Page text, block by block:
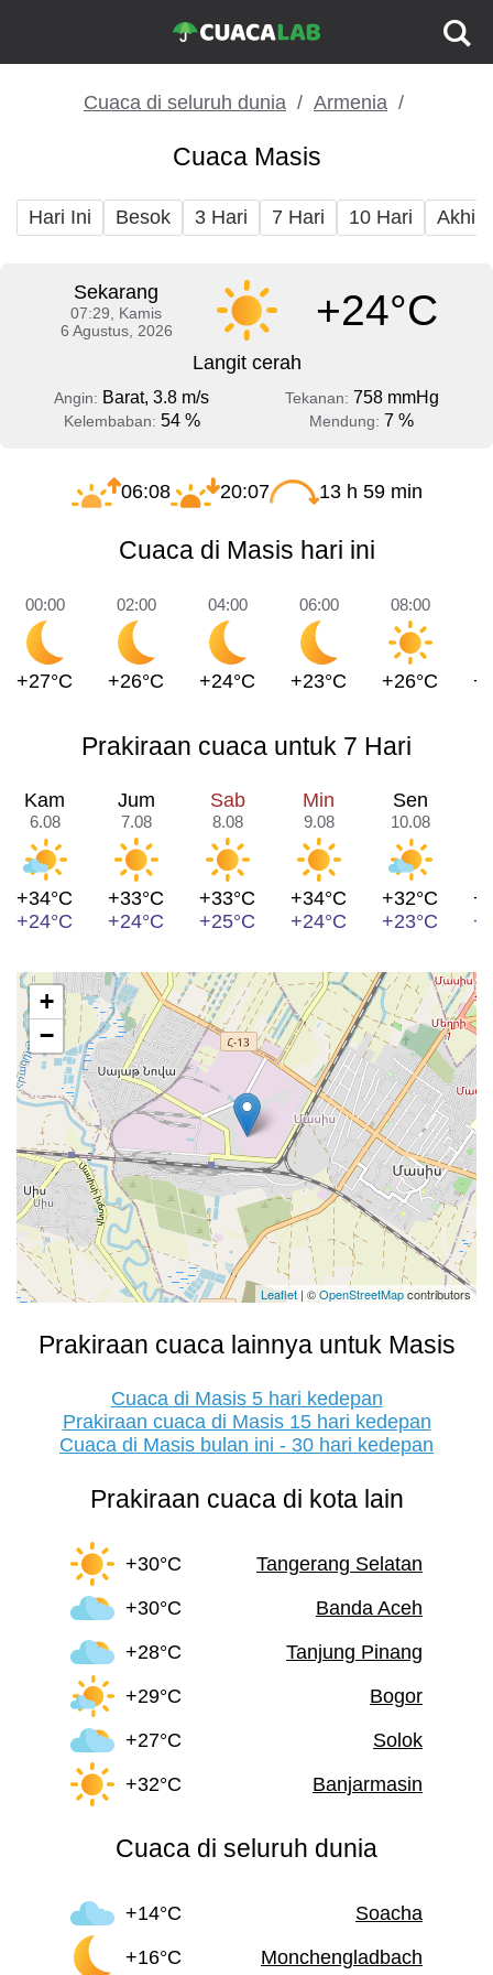
Cuaca di seluruh dunia Armenia
Cuaca Masis
Hari Ini Besok 3 Hari 7 Hari 10 Hari Akhir
Sekarang
07:29, Kamis
6 Agustus, 2026
+24°C
Langit cerah
Angin: Barat, 3.8 m/s Tekanan: 758 mmHg
Kelembaban: 54 % Mendung: 7 %
06:08 20:07 13 h 59 min
Cuaca di Masis hari ini
00:00
+27°C
02:00
+26°C
04:00
+24°C
06:00
+23°C
08:00
+26°C
Prakiraan cuaca untuk 7 Hari
Kam
6.08
+34°C
+24°C
Jum
7.08
+33°C
+24°C
Sab
8.08
+33°C
+25°C
Min
9.08
+34°C
+24°C
Sen
10.08
+32°C
+23°C
+
−
Leaflet| ©OpenStreetMapcontributors
Prakiraan cuaca lainnya untuk Masis
Cuaca di Masis 5 hari kedepan
Prakiraan cuaca di Masis 15 hari kedepan
Cuaca di Masis bulan ini - 30 hari kedepan
Prakiraan cuaca di kota lain
+30°C
Tangerang Selatan
+30°C
Banda Aceh
+28°C
Tanjung Pinang
+29°C
Bogor
+27°C
Solok
+32°C
Banjarmasin
Cuaca di seluruh dunia
+14°C
Soacha
+16°C
Monchengladbach